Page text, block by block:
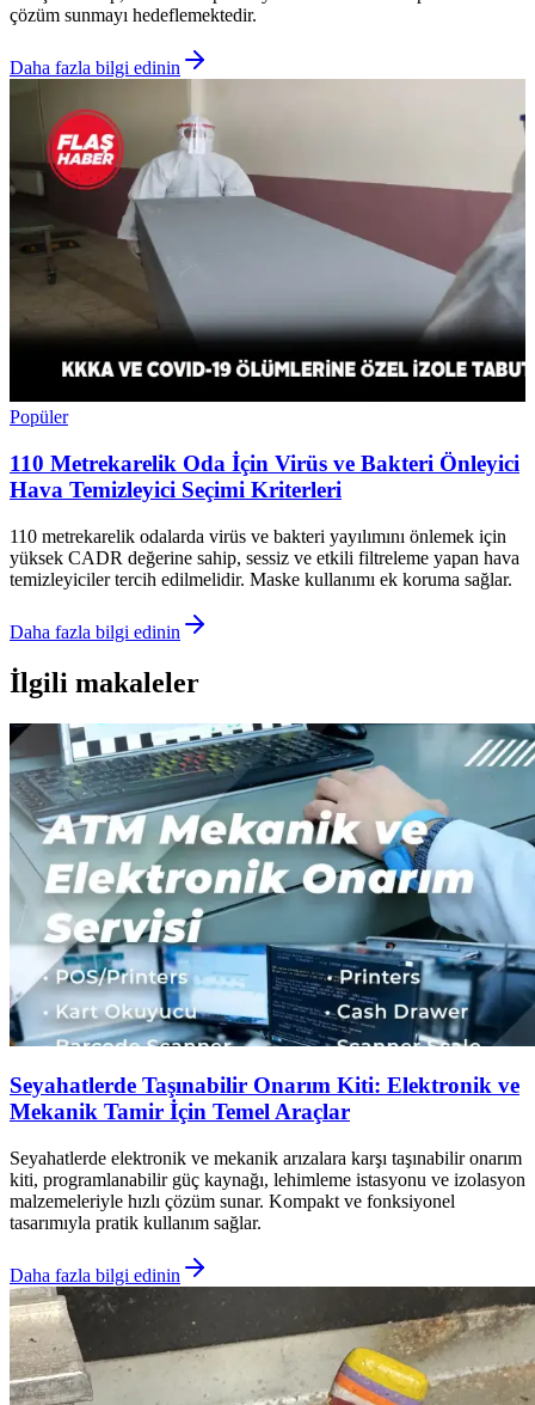
çözüm sunmayı hedeflemektedir.
Daha fazla bilgi edinin
Popüler
110 Metrekarelik Oda İçin Virüs ve Bakteri Önleyici
Hava Temizleyici Seçimi Kriterleri
110 metrekarelik odalarda virüs ve bakteri yayılımını önlemek için
yüksek CADR değerine sahip, sessiz ve etkili filtreleme yapan hava
temizleyiciler tercih edilmelidir. Maske kullanımı ek koruma sağlar.
Daha fazla bilgi edinin
İlgili makaleler
Seyahatlerde Taşınabilir Onarım Kiti: Elektronik ve
Mekanik Tamir İçin Temel Araçlar
Seyahatlerde elektronik ve mekanik arızalara karşı taşınabilir onarım
kiti, programlanabilir güç kaynağı, lehimleme istasyonu ve izolasyon
malzemeleriyle hızlı çözüm sunar. Kompakt ve fonksiyonel
tasarımıyla pratik kullanım sağlar.
Daha fazla bilgi edinin